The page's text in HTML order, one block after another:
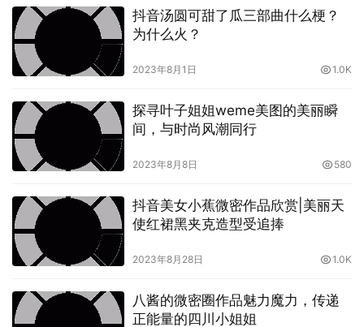
尔雅，如此腼腆的Uu酱阿就好比是一只人畜无害的小白
兔，又怎能不讨人喜欢。
COSER邀您一起欣赏更精彩的COSPLAY！
抖音汤圆可甜了瓜三部曲什么梗？
为什么火？
2023年8月1日 1.0K
探寻叶子姐姐weme美图的美丽瞬
间，与时尚风潮同行
2023年8月8日 580
抖音美女小蕉微密作品欣赏|美丽天
使红裙黑夹克造型受追捧
2023年8月28日 1.0K
八酱的微密圈作品魅力魔力，传递
正能量的四川小姐姐